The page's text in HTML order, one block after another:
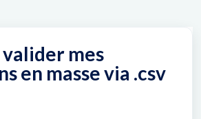
mes
en masse via .csv